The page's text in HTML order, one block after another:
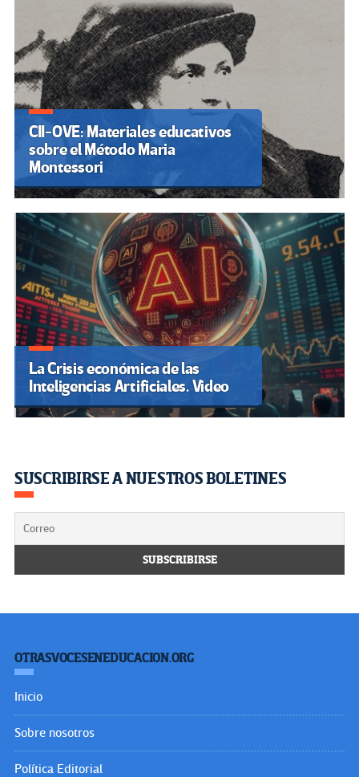
CII-OVE: Materiales educativos
sobre el Método Maria
Montessori
La Crisis económica de las
Inteligencias Artificiales. Video
SUSCRIBIRSE A NUESTROS BOLETINES
OTRASVOCESENEDUCACION.ORG
Inicio
Sobre nosotros
Política Editorial